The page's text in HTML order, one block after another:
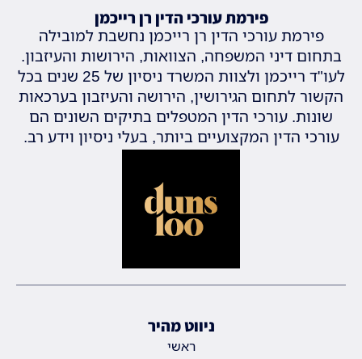
פירמת עורכי הדין רן רייכמן
פירמת עורכי הדין רן רייכמן נחשבת למובילה
בתחום דיני המשפחה, הצוואות, הירושות והעיזבון.
לעו"ד רייכמן ולצוות המשרד ניסיון של 25 שנים בכל
הקשור לתחום הגירושין, הירושה והעיזבון בערכאות
שונות. עורכי הדין המטפלים בתיקים השונים הם
עורכי הדין המקצועיים ביותר, בעלי ניסיון וידע רב.
ניווט מהיר
ראשי